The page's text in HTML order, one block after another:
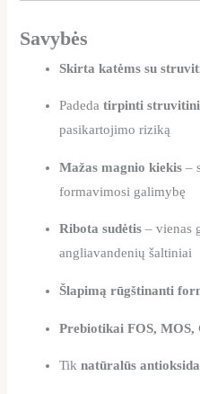
Savybės
Skirta katėms su
Padedatirpinti
pasikartojimo riziką
Mažas magnio kiekis –
formavimosi galimybę
Ribota sudėtis – vienas
angliavandenių šaltiniai
Šlapimą rūgštinanti
Prebiotikai FOS, MOS,
Tiknatūralūs